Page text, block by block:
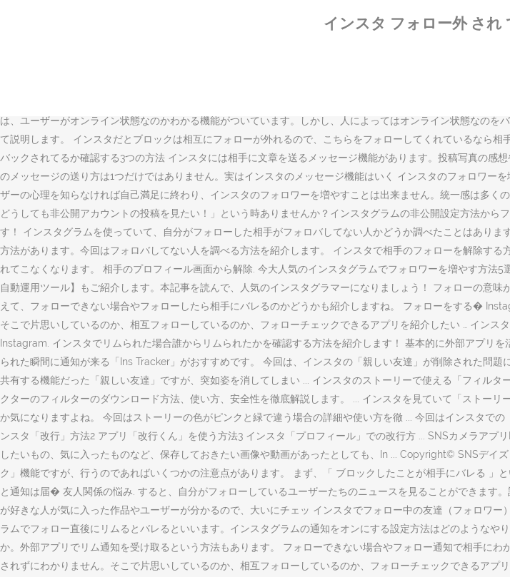
インスタ フォロー外 され
方法を紹介しています。早速今日から実践してみてください。 Instagram（インスタ）の機能のひとつである
は、ユーザーがオンライン状態なのかわかる機能がついています。しかし、人によってはオンライン状態なの
て説明します。 インスタだとブロックは相互にフォローが外れるので、こちらをフォローしてくれているなら
バックされてるか確認する3つの方法 インスタには相手に文章を送るメッセージ機能があります。投稿写真の感
のメッセージの送り方は1つだけではありません。実はインスタのメッセージ機能はいく インスタのフォロワ
ザーの心理を知らなければ自己満足に終わり、インスタのフォロワーを増やすことは出来ません。統一感は多
どうしても非公開アカウントの投稿を見たい！」という時ありませんか？インスタグラムの非公開設定方法か
す！ インスタグラムを使っていて、自分がフォローした相手がフォロバしてない人かどうか調べたことはあり
方法があります。今回はフォロバしてない人を調べる方法を紹介します。 インスタで相手のフォローを解除す
れてこなくなります。 相手のプロフィール画面から解除. 今大人気のインスタグラムでフォロワーを増やす方
自動運用ツール】もご紹介します。本記事を読んで、人気のインスタグラマーになりましょう！ フォローの意
えて、フォローできない場合やフォローしたら相手にバレるのかどうかも紹介しますね。 フォローをする�
そこで片思いしているのか、相互フォローしているのか、フォローチェックできるアプリを紹介したい … イン
Instagram. インスタでリムられた場合誰からリムられたかを確認する方法を紹介します！ 基本的に外部アプリ
られた瞬間に通知が来る「Ins Tracker」がおすすめです。 今回は、インスタの「親しい友達」が削除された問
共有する機能だった「親しい友達」ですが、突如姿を消してしまい ... インスタのストーリーで使える「フィル
クターのフィルターのダウンロード方法、使い方、安全性を徹底解説します。 ... インスタを見ていて「ストー
か気になりますよね。 今回はストーリーの色がピンクと緑で違う場合の詳細や使い方を徹 ... 今回はインスタで
ンスタ「改行」方法2 アプリ「改行くん」を使う方法3 インスタ「プロフィール」での改行方 ... SNSカメラア
したいもの、気に入ったものなど、保存しておきたい画像や動画があったとしても、In ... Copyright© SNSデ
ク」機能ですが、行うのであればいくつかの注意点があります。 まず、「 ブロックしたことが相手にバレる
と通知は届� 友人関係の悩み. すると、自分がフォローしているユーザーたちのニュースを見ることができます
が好きな人が気に入った作品やユーザーが分かるので、大いにチェッ インスタでフォロー中の友達（フォロワ
ラムでフォロー直後にリムるとバレるといいます。インスタグラムの通知をオンにする設定方法はどのような
か。外部アプリでリム通知を受け取るという方法もあります。 フォローできない場合やフォロー通知で相手に
されずにわかりません。そこで片思いしているのか、相互フォローしているのか、フォローチェックできるア